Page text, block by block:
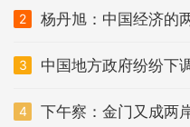
2 杨丹旭：中国经济的
3 中国地方政府纷纷下
4 下午察：金门又成两